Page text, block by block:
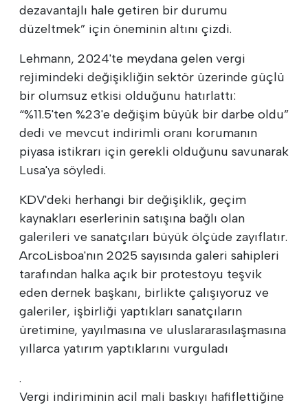
dezavantajlı hale getiren bir durumu
düzeltmek” için öneminin altını çizdi.
Lehmann, 2024'te meydana gelen vergi
rejimindeki değişikliğin sektör üzerinde güçlü
bir olumsuz etkisi olduğunu hatırlattı:
“%11.5'ten %23'e değişim büyük bir darbe oldu”
dedi ve mevcut indirimli oranı korumanın
piyasa istikrarı için gerekli olduğunu savunarak
Lusa'ya söyledi.
KDV'deki herhangi bir değişiklik, geçim
kaynakları eserlerinin satışına bağlı olan
galerileri ve sanatçıları büyük ölçüde zayıflatır.
ArcoLisboa'nın 2025 sayısında galeri sahipleri
tarafından halka açık bir protestoyu teşvik
eden dernek başkanı, birlikte çalışıyoruz ve
galeriler, işbirliği yaptıkları sanatçıların
üretimine, yayılmasına ve uluslararasılaşmasına
yıllarca yatırım yaptıklarını vurguladı
.
Vergi indiriminin acil mali baskıyı hafiflettiğine